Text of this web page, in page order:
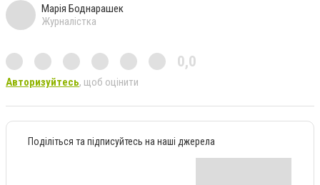
Марія Боднарашек
Журналістка
0,0
Авторизуйтесь, щоб оцінити
Поділіться та підписуйтесь на наші джерела